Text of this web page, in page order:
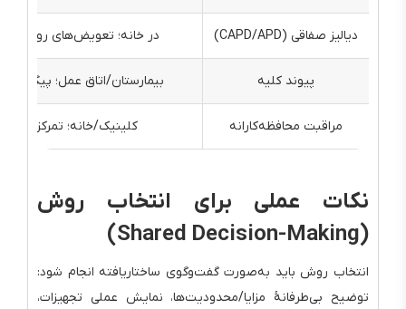
دیالیز صفاقی (CAPD/APD) در خانه؛ تعویض‌های روزانه یا
پیوند کلیه بیمارستان/اتاق عمل؛ پیگیری
مراقبت محافظه‌کارانه کلینیک/خانه؛ تمرکز بر
نکات عملی برای انتخاب روش
(Shared Decision-Making)
انتخاب روش باید به‌صورت گفت‌وگوی ساختاریافته انجام شود:
توضیح بی‌طرفانهٔ مزایا/محدودیت‌ها، نمایش عملی تجهیزات،